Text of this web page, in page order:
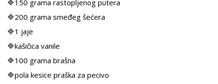
🔷150 grama rastopljenog putera
🔷200 grama smeđeg šećera
🔷1 jaje
🔷kašičica vanile
🔷100 grama brašna
🔷pola kesice praška za pecivo